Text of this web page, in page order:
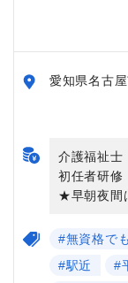
愛知県名古
介護福祉
初任者研
★早朝夜間
#無資格で
#駅近
#